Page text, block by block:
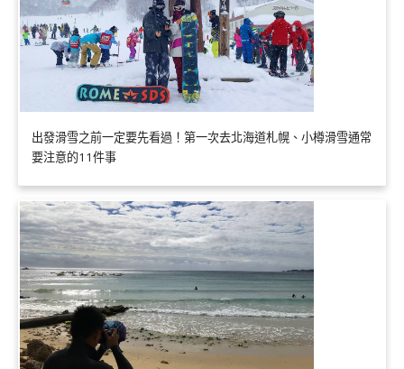
出發滑雪之前一定要先看過！第一次去北海道札幌、小樽滑雪通常
要注意的11件事